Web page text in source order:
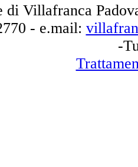
di Villafranca
- e.mail:
-